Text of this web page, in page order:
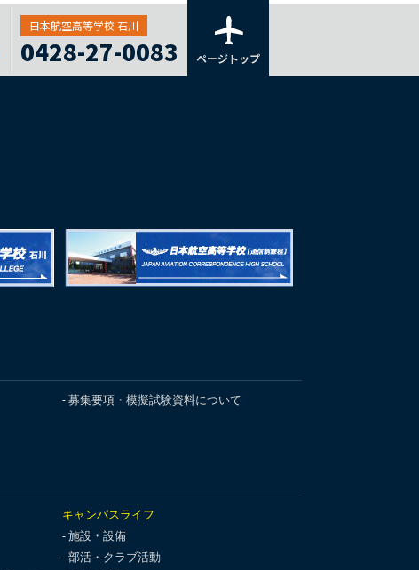
日本航空高等学校 石川
0428-27-0083 ページトップ
募集要項・模擬試験資料について
キャンパスライフ
施設・設備
部活・クラブ活動